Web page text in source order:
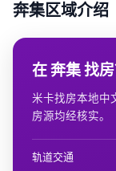
奔集区域介绍
在 奔集 找房
米卡找房本地中
房源均经核实。
轨道交通